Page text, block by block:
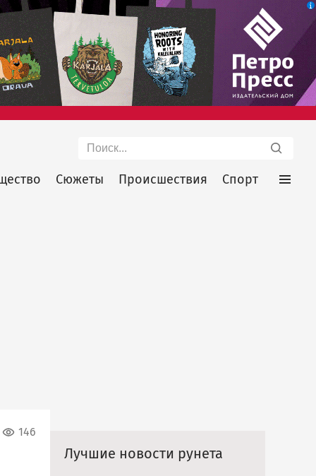
Поиск
Сюжеты Происшествия Спорт
146
Лучшие новости рунета